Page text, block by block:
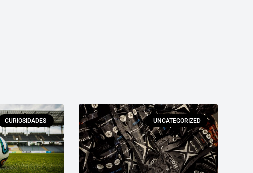
CURIOSIDADES UNCATEGORIZED